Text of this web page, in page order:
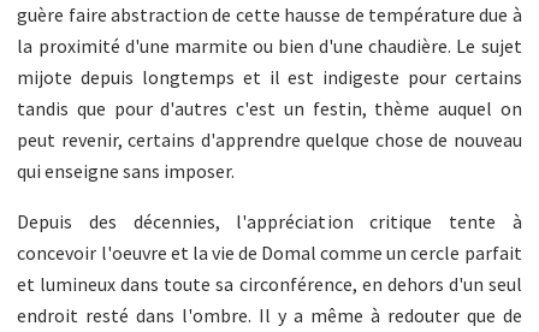
guère faire abstraction de cette hausse de température due à
la proximité d'une marmite ou bien d'une chaudière. Le sujet
mijote depuis longtemps et il est indigeste pour certains
tandis que pour d'autres c'est un festin, thème auquel on
peut revenir, certains d'apprendre quelque chose de nouveau
qui enseigne sans imposer.
Depuis des décennies, l'appréciation critique tente à
concevoir l'oeuvre et la vie de Domal comme un cercle parfait
et lumineux dans toute sa circonférence, en dehors d'un seul
endroit resté dans l'ombre. Il y a même à redouter que de